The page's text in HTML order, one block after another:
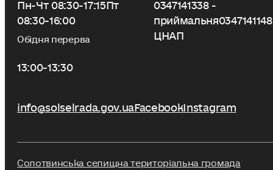
08:30-16:00
Обідня перерва
13:00-13:30
приймальня
ЦНАП
info@solselrada.gov.uaFacebookInstagram
Солотвинська селищна територіальна громада